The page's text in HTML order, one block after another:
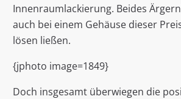
Innenraumlackierung. Beides
auch bei einem Gehäuse dieser
lösen ließen.
{jphoto image=1849}
Doch insgesamt überwiegen die